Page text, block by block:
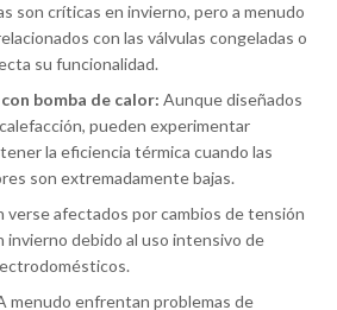
son críticas en invierno, pero a menudo
con las válvulas congeladas o
su funcionalidad.
bomba de calor: Aunque diseñados
pueden experimentar
la eficiencia térmica cuando las
son extremadamente bajas.
verse afectados por cambios de tensión
invierno debido al uso intensivo de
menudo enfrentan problemas de